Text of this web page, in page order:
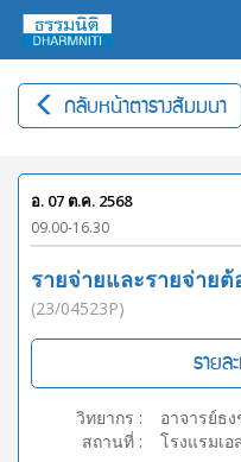
กลับหน้าตารางสัมมนา
อ. 07 ต.ค. 2568
09.00-16.30
รายจ่ายและรายจ่าย
(23/04523P)
รายล
วิทยากร :
อาจารย์ธ
สถานที่ : โรงแรมเอ